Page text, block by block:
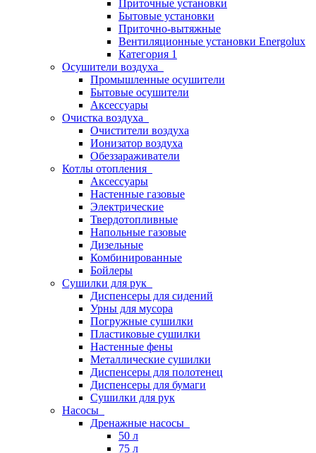
Приточные установки
Бытовые установки
Приточно-вытяжные
Вентиляционные установки Energolux
Категория 1
Осушители воздуха
Промышленные осушители
Бытовые осушители
Аксессуары
Очистка воздуха
Очистители воздуха
Ионизатор воздуха
Обеззараживатели
Котлы отопления
Аксессуары
Настенные газовые
Электрические
Твердотопливные
Напольные газовые
Дизельные
Комбинированные
Бойлеры
Сушилки для рук
Диспенсеры для сидений
Урны для мусора
Погружные сушилки
Пластиковые сушилки
Настенные фены
Металлические сушилки
Диспенсеры для полотенец
Диспенсеры для бумаги
Сушилки для рук
Насосы
Дренажные насосы
50 л
75 л